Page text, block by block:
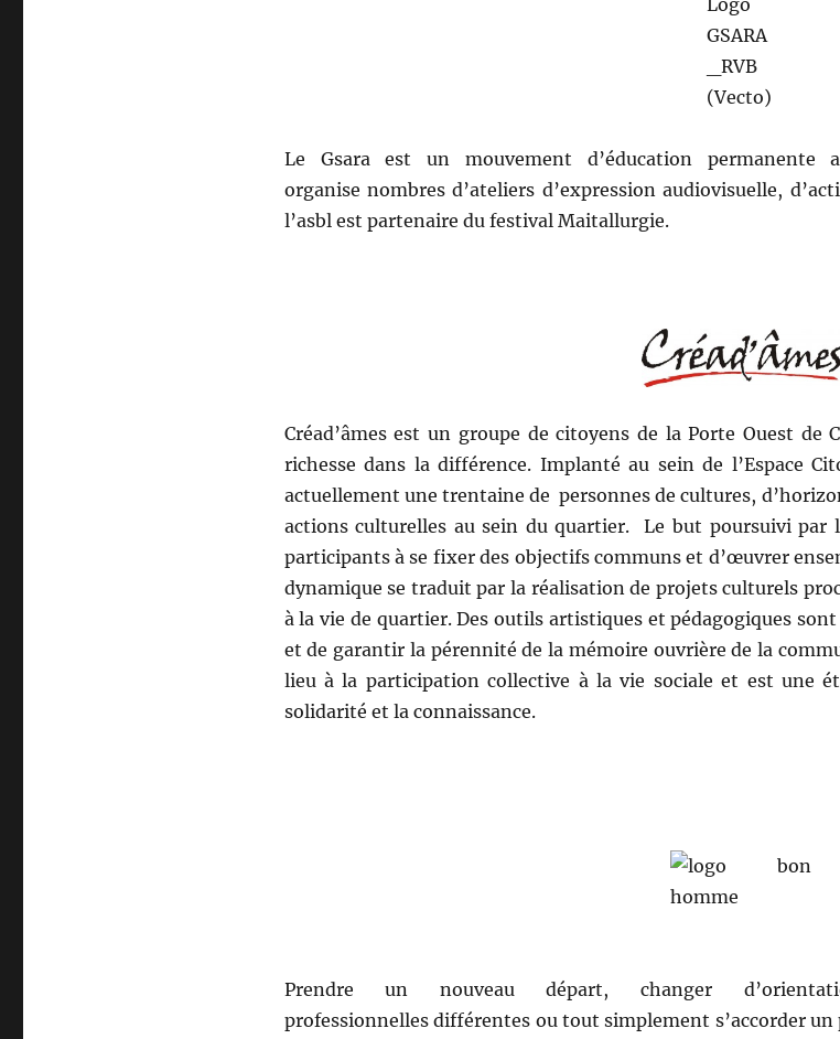
Le Gsara est un mouvement d’éducation permanente
organise nombres d’ateliers d’expression audiovisuelle,
l’asbl est partenaire du festival Maitallurgie.
Créad’âmes est un groupe de citoyens de la Porte Ouest de
richesse dans la différence. Implanté au sein de l’Espace
actuellement une trentaine de personnes de cultures,
actions culturelles au sein du quartier. Le but poursuivi par
participants à se fixer des objectifs communs et d’œuvrer
dynamique se traduit par la réalisation de projets culturels
à la vie de quartier. Des outils artistiques et pédagogiques
et de garantir la pérennité de la mémoire ouvrière de la
lieu à la participation collective à la vie sociale et est une
solidarité et la connaissance.
Prendre un nouveau départ, changer
professionnelles différentes ou tout simplement s’accorder